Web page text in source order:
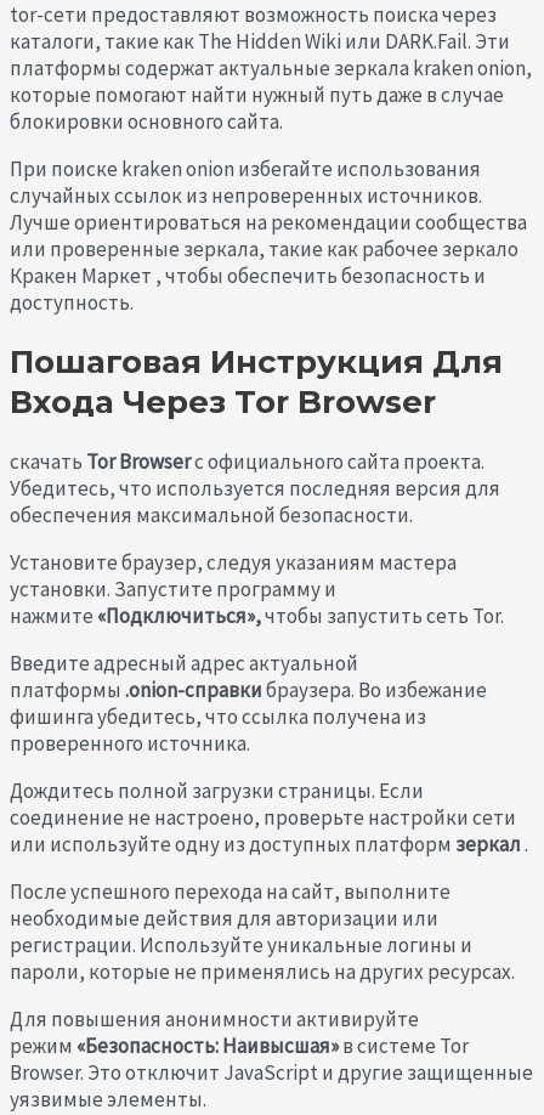
tor-сети предоставляют возможность поиска через
каталоги, такие как The Hidden Wiki или DARK.Fail. Эти
платформы содержат актуальные зеркала kraken onion,
которые помогают найти нужный путь даже в случае
блокировки основного сайта.
При поиске kraken onion избегайте использования
случайных ссылок из непроверенных источников.
Лучше ориентироваться на рекомендации сообщества
или проверенные зеркала, такие как рабочее зеркало
Кракен Маркет , чтобы обеспечить безопасность и
доступность.
Пошаговая Инструкция Для
Входа Через Tor Browser
скачать Tor Browserс официального сайта проекта.
Убедитесь, что используется последняя версия для
обеспечения максимальной безопасности.
Установите браузер, следуя указаниям мастера
установки. Запустите программу и
нажмите «Подключиться»,чтобы запустить сеть Tor.
Введите адресный адрес актуальной
платформы .onion-справкибраузера. Во избежание
фишинга убедитесь, что ссылка получена из
проверенного источника.
Дождитесь полной загрузки страницы. Если
соединение не настроено, проверьте настройки сети
или используйте одну из доступных платформ зеркал.
После успешного перехода на сайт, выполните
необходимые действия для авторизации или
регистрации. Используйте уникальные логины и
пароли, которые не применялись на других ресурсах.
Для повышения анонимности активируйте
режим «Безопасность: Наивысшая»в системе Tor
Browser. Это отключит JavaScript и другие защищенные
уязвимые элементы.